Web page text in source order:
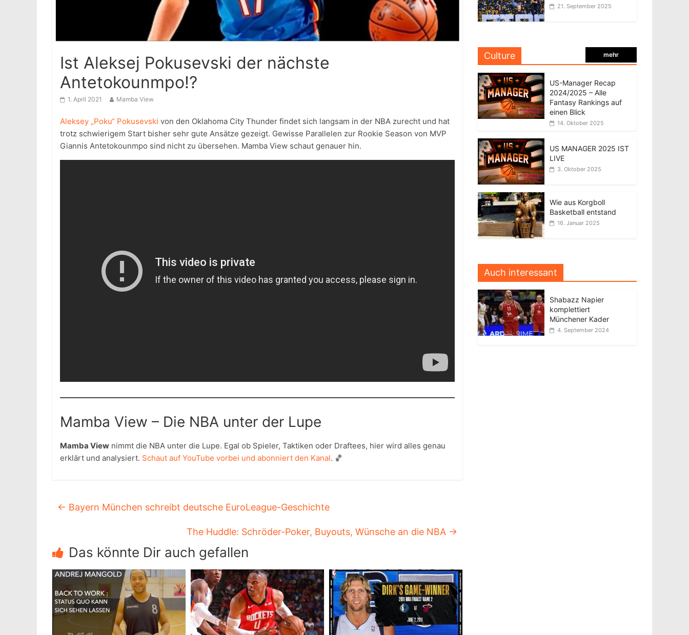
Ist Aleksej Pokusevski der nächste
Antetokounmpo!?
1. April 2021 Mamba View
Aleksey „Poku“ Pokusevski von den Oklahoma City Thunder findet sich langsam in der NBA zurecht und hat
trotz schwierigem Start bisher sehr gute Ansätze gezeigt. Gewisse Parallelen zur Rookie Season von MVP
Giannis Antetokounmpo sind nicht zu übersehen. Mamba View schaut genauer hin.
Mamba View – Die NBA unter der Lupe
Mamba View nimmt die NBA unter die Lupe. Egal ob Spieler, Taktiken oder Draftees, hier wird alles genau
erklärt und analysiert. Schaut auf YouTube vorbei und abonniert den Kanal. 🏀
← Bayern München schreibt deutsche EuroLeague-Geschichte
The Huddle: Schröder-Poker, Buyouts, Wünsche an die NBA →
Das könnte Dir auch gefallen
21. September 2025
Culture mehr
US-Manager Recap
2024/2025 – Alle
Fantasy Rankings auf
einen Blick
14. Oktober 2025
US MANAGER 2025 IST
LIVE
3. Oktober 2025
Wie aus Korgboll
Basketball entstand
16. Januar 2025
Auch interessant
Shabazz Napier
komplettiert
Münchener Kader
4. September 2024